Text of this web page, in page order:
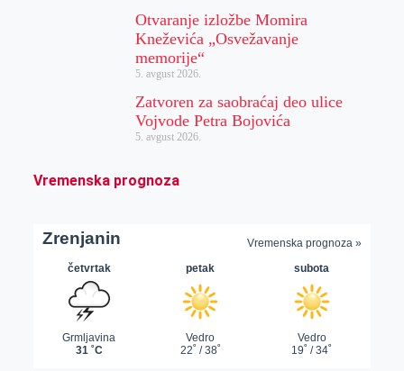
Otvaranje izložbe Momira
Kneževića „Osvežavanje
memorije“
5. avgust 2026.
Zatvoren za saobraćaj deo ulice
Vojvode Petra Bojovića
5. avgust 2026.
Vremenska prognoza